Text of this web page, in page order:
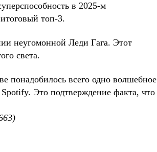
в 2025-м
топ-3.
неугомонной Леди Гага. Этот
света.
понадобилось всего одно волшебное
Это подтверждение факта, что